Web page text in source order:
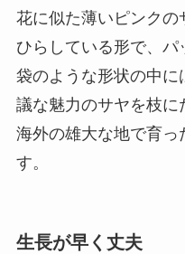
花に似た薄いピンクの
ひらしている形で、パ
袋のような形状の中
議な魅力のサヤを枝に
海外の雄大な地で育
す。
生長が早く丈夫